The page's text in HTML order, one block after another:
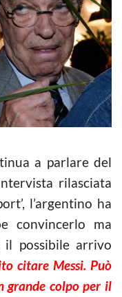
a parlare del
rilasciata
l’argentino ha
convincerlo ma
il possibile arrivo
citare Messi. Può
grande colpo per il